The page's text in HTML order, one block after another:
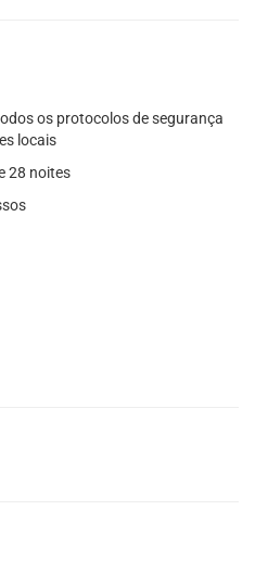
os protocolos de segurança
locais
28 noites